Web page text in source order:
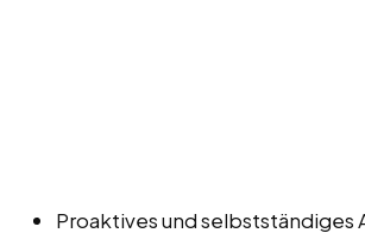
Proaktives und selbstständiges